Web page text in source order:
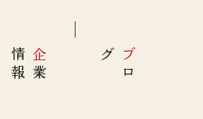
企
業
情
報
ブ
ロ
グ